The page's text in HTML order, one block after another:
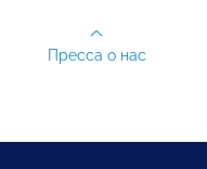
Пресса о нас